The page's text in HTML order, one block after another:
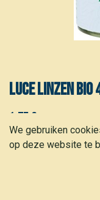
Luce Linzen bio
1,75 €
We gebruiken
op deze website te